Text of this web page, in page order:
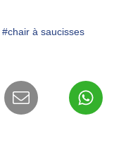
#chair à saucisses